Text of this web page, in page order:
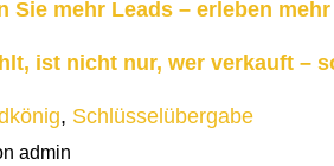
Sie mehr Leads – erleben
ist nicht nur, wer verkauft –
, Schlüsselübergabe
admin